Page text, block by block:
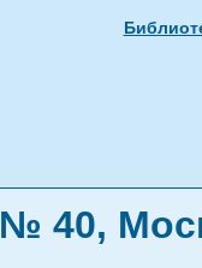
40,